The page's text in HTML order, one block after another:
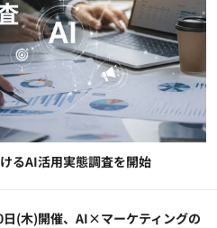
るAI活用実態調査を開始
日(木)開催、AI×マーケティングの